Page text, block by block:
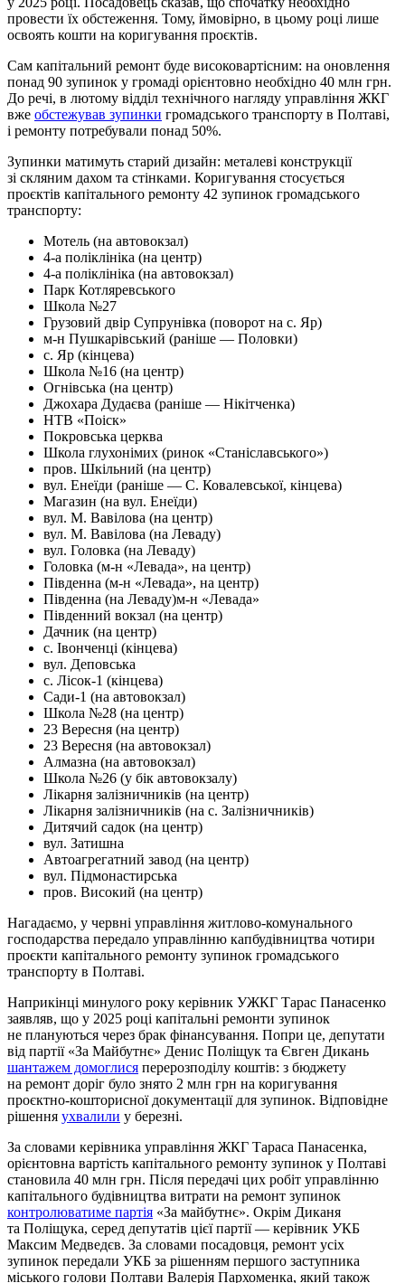
провести їх обстеження. Тому, ймовірно, в цьому році лише
освоять кошти на коригування проєктів.
Сам капітальний ремонт буде високовартісним: на оновлення
понад 90 зупинок у громаді орієнтовно необхідно 40 млн грн.
До речі, в лютому відділ технічного нагляду управління ЖКГ
вже обстежував зупинки громадського транспорту в Полтаві,
і ремонту потребували понад 50%.
Зупинки матимуть старий дизайн: металеві конструкції
зі скляним дахом та стінками. Коригування стосується
проєктів капітального ремонту 42 зупинок громадського
транспорту:
Мотель (на автовокзал)
4-а поліклініка (на центр)
4-а поліклініка (на автовокзал)
Парк Котляревського
Школа №27
Грузовий двір Супрунівка (поворот на с. Яр)
м-н Пушкарівський (раніше — Половки)
с. Яр (кінцева)
Школа №16 (на центр)
Огнівська (на центр)
Джохара Дудаєва (раніше — Нікітченка)
НТВ «Поіск»
Покровська церква
Школа глухонімих (ринок «Станіславського»)
пров. Шкільний (на центр)
вул. Енеїди (раніше — С. Ковалевської, кінцева)
Магазин (на вул. Енеїди)
вул. М. Вавілова (на центр)
вул. М. Вавілова (на Леваду)
вул. Головка (на Леваду)
Головка (м-н «Левада», на центр)
Південна (м-н «Левада», на центр)
Південна (на Леваду)м-н «Левада»
Південний вокзал (на центр)
Дачник (на центр)
с. Івонченці (кінцева)
вул. Деповська
с. Лісок-1 (кінцева)
Сади-1 (на автовокзал)
Школа №28 (на центр)
23 Вересня (на центр)
23 Вересня (на автовокзал)
Алмазна (на автовокзал)
Школа №26 (у бік автовокзалу)
Лікарня залізничників (на центр)
Лікарня залізничників (на с. Залізничників)
Дитячий садок (на центр)
вул. Затишна
Автоагрегатний завод (на центр)
вул. Підмонастирська
пров. Високий (на центр)
Нагадаємо, у червні управління житлово-комунального
господарства передало управлінню капбудівництва чотири
проєкти капітального ремонту зупинок громадського
транспорту в Полтаві.
Наприкінці минулого року керівник УЖКГ Тарас Панасенко
заявляв, що у 2025 році капітальні ремонти зупинок
не плануються через брак фінансування. Попри це, депутати
від партії «За Майбутнє» Денис Поліщук та Євген Дикань
шантажем домоглися перерозподілу коштів: з бюджету
на ремонт доріг було знято 2 млн грн на коригування
проєктно-кошторисної документації для зупинок. Відповідне
рішення ухвалили у березні.
За словами керівника управління ЖКГ Тараса Панасенка,
орієнтовна вартість капітального ремонту зупинок у Полтаві
становила 40 млн грн. Після передачі цих робіт управлінню
капітального будівництва витрати на ремонт зупинок
контролюватиме партія «За майбутнє». Окрім Диканя
та Поліщука, серед депутатів цієї партії — керівник УКБ
Максим Медведєв. За словами посадовця, ремонт усіх
зупинок передали УКБ за рішенням першого заступника
міського голови Полтави Валерія Пархоменка, який також